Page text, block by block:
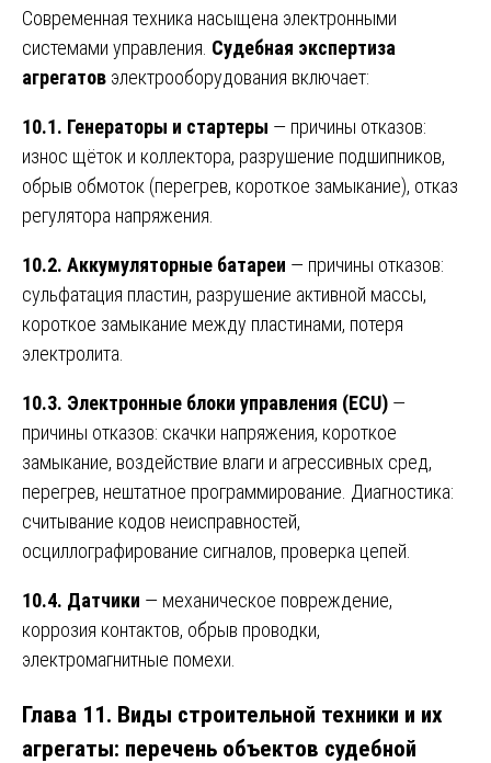
Современная техника насыщена электронными
системами управления. Судебная экспертиза
агрегатов электрооборудования включает:
10.1. Генераторы и стартеры — причины отказов:
износ щёток и коллектора, разрушение подшипников,
обрыв обмоток (перегрев, короткое замыкание), отказ
регулятора напряжения.
10.2. Аккумуляторные батареи — причины отказов:
сульфатация пластин, разрушение активной массы,
короткое замыкание между пластинами, потеря
электролита.
10.3. Электронные блоки управления (ECU) —
причины отказов: скачки напряжения, короткое
замыкание, воздействие влаги и агрессивных сред,
перегрев, нештатное программирование. Диагностика:
считывание кодов неисправностей,
осциллографирование сигналов, проверка цепей.
10.4. Датчики — механическое повреждение,
коррозия контактов, обрыв проводки,
электромагнитные помехи.
Глава 11. Виды строительной техники и их
агрегаты: перечень объектов судебной